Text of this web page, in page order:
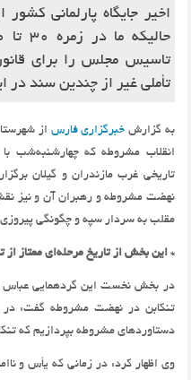
اخیر جایگاه پارلمانی
تاسیس مجلس را برای
تأملی غیر از چندین سند در
به گزارش خبرگزاری فارس از
انقلاب مشروطه که چهارشنبه‌شب
تاریخی غرب مازندران و گیلان
نهضت مشروطه و رهبران آن و نیز
مقلب به سردار سپه و چگونگی پیروزی
* این بخش از تاریخ مرحله‌ای ممتاز
در بخش نخست این گردهمایی عباس
تنکابن در نهضت مشروطه گفت:
دستاوردهای مشروطه بپردازیم که
وی اظهار کرد: در زمانی که یأس و